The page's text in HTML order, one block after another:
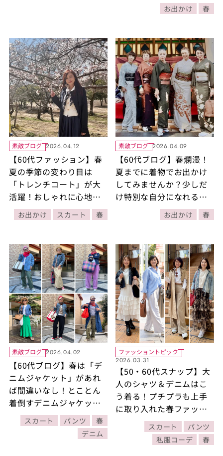
お出かけ 春
素敵ブログ 2026.04.12
【60代ファッション】春
夏の季節の変わり目は
「トレンチコート」が大
活躍！おしゃれに心地よ
くすごす着こなしをご紹
介！【素敵ブロガー西谷
お出かけ スカート 春
素敵ブログ 2026.04.09
【60代ブログ】春爛漫！
夏までに着物でお出かけ
してみませんか？少しだ
け特別な自分になれる着
お出かけ 春
素敵ブログ 2026.04.02
【60代ブログ】春は「デ
ニムジャケット」があれ
ば間違いなし！とことん
着倒すデニムジャケット
コーデ12選
スカート パンツ
春
デニム
ファッショントピック
2026.03.31
【50・60代スナップ】大
人のシャツ＆デニムはこ
う着る！プチプラも上手
に取り入れた春ファッシ
ョン4選 スカート
パンツ
私服コーデ
春